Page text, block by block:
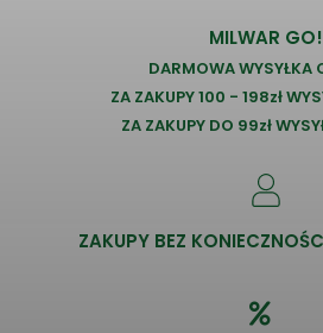
MILWAR GO!
DARMOWA WYSYŁKA
ZA ZAKUPY 100 - 198zł
ZA ZAKUPY DO 99zł
ZAKUPY BEZ